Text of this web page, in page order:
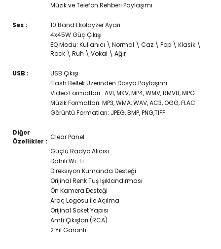
Müzik ve Telefon Rehberi Paylaşımı
.
Ses :
10 Band Ekolayzer Ayarı
4x45W Güç Çıkışı
EQ Modu: Kullanıcı \ Normal \ Caz \ Pop \ Klasik \
Rock \ Ruh \ Vokal \ Ağır
.
USB :
USB Çıkışı
Flash Bellek Üzerinden Dosya Paylaşımı
Video Formatları : AVI, MKV, MP4, WMV, RMVB, MPG
Müzik Formatları: MP3, WMA, WAV, AC3, OGG, FLAC
Görüntü Formatları: JPEG, BMP, PNG,TIFF
.
Diğer
Özellikler :
Clear Panel
Güçlü Radyo Alıcısı
Dahili Wi-Fi
Direksiyon Kumanda Desteği
Orijinal Renk Tuş Işıklandırması
Ön Kamera Desteği
Araç Logosu İle Açılma
Orijinal Soket Yapısı
Amfi Çıkışları (RCA)
2 Yıl Garanti